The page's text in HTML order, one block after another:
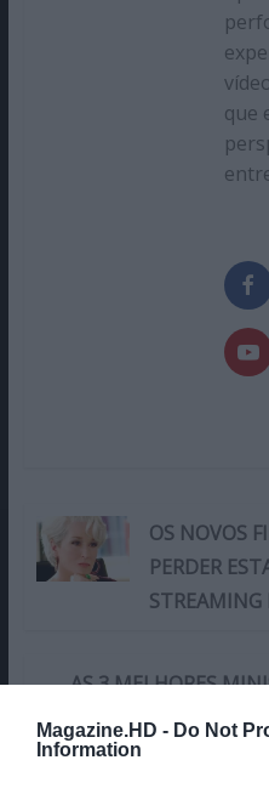
Magazine.HD - Do Not
Information
que
OS NOVOS
PERDER
STREAMING
AS 3 MELHORES
VER ESTA SEMANA